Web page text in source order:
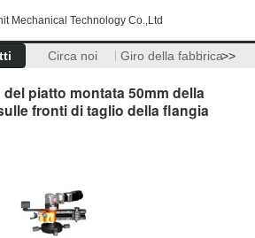
Mechanical Technology Co.,Ltd
Circa noi Giro della fabbrica>>
piatto montata 50mm della
fronti di taglio della flangia